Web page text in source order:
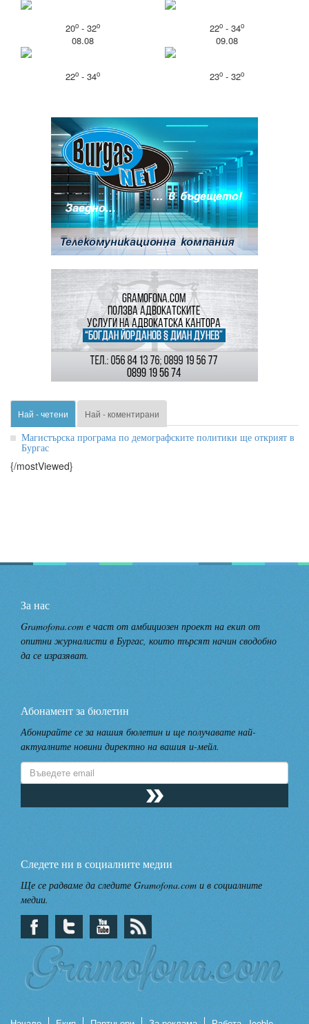
20o- 32o 22o- 34o
08.08
22o- 34o
09.08
23o- 32o
Най - четени Най - коментирани
Магистърска програма по демографските политики ще открият в
Бургас
{/mostViewed}
За нас
Gramofona.com е част от амбициозен проект на екип от
опитни журналисти в Бургас, които търсят начин сводобно
да се изразяват.
Абонамент за бюлетин
Абонирайте се за нашия бюлетин и ще получавате най-
актуалните новини директно на вашия и-мейл.
Следете ни в социалните медии
Ще се радваме да следите Gramofona.com и в социалните
медии.